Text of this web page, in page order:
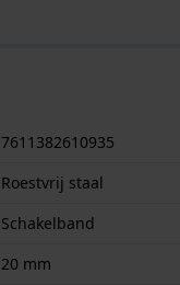
7611382610935
Roestvrij staal
Schakelband
20 mm